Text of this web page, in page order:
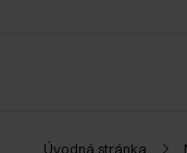
Úvodná stránka